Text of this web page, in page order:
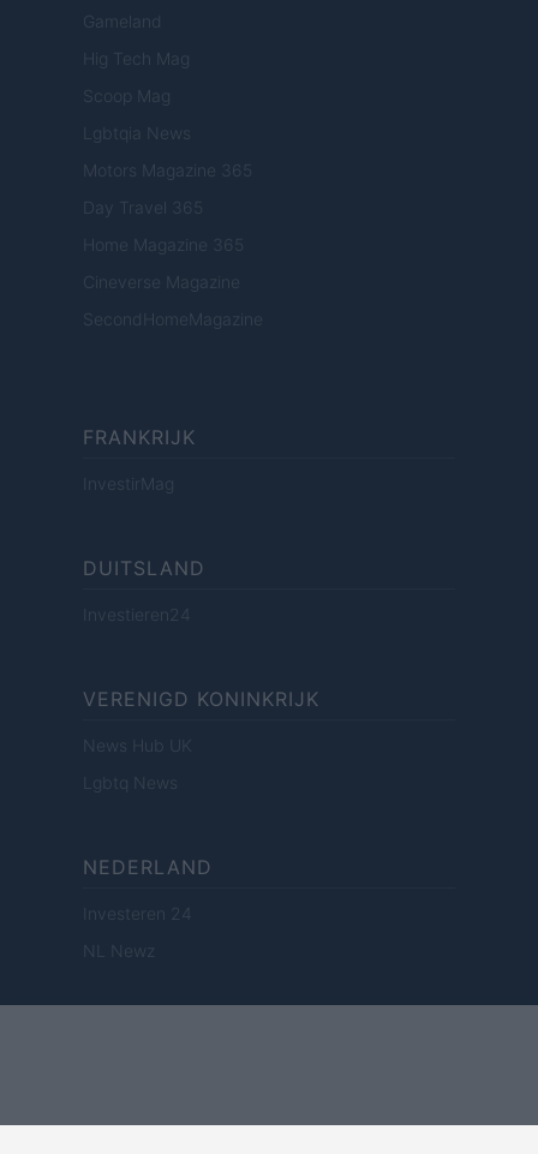
Gameland
Hig Tech Mag
Scoop Mag
Lgbtqia News
Motors Magazine 365
Day Travel 365
Home Magazine 365
Cineverse Magazine
SecondHomeMagazine
FRANKRIJK
InvestirMag
DUITSLAND
Investieren24
VERENIGD KONINKRIJK
News Hub UK
Lgbtq News
NEDERLAND
Investeren 24
NL Newz